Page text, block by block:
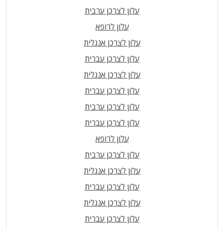
עלון לצרכן ערבית
עלון לרופא
עלון לצרכן אנגלית
עלון לצרכן עברית
עלון לצרכן אנגלית
עלון לצרכן עברית
עלון לצרכן ערבית
עלון לצרכן עברית
עלון לרופא
עלון לצרכן ערבית
עלון לצרכן אנגלית
עלון לצרכן עברית
עלון לצרכן אנגלית
עלון לצרכן עברית